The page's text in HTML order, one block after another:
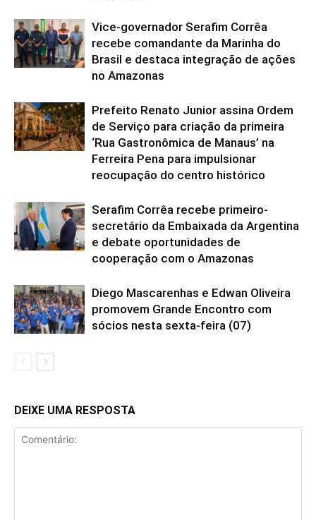
Vice-governador Serafim Corrêa
recebe comandante da Marinha do
Brasil e destaca integração de ações
no Amazonas
Prefeito Renato Junior assina Ordem
de Serviço para criação da primeira
‘Rua Gastronômica de Manaus’ na
Ferreira Pena para impulsionar
reocupação do centro histórico
Serafim Corrêa recebe primeiro-
secretário da Embaixada da Argentina
e debate oportunidades de
cooperação com o Amazonas
Diego Mascarenhas e Edwan Oliveira
promovem Grande Encontro com
sócios nesta sexta-feira (07)
DEIXE UMA RESPOSTA